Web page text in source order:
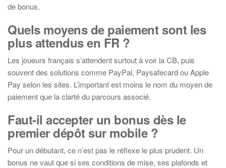
de bonus.
Quels moyens de paiement sont les
plus attendus en FR ?
Les joueurs français s’attendent surtout à voir la CB, puis
souvent des solutions comme PayPal, Paysafecard ou Apple
Pay selon les sites. L’important est moins le nom du moyen de
paiement que la clarté du parcours associé.
Faut-il accepter un bonus dès le
premier dépôt sur mobile ?
Pour un débutant, ce n’est pas le réflexe le plus prudent. Un
bonus ne vaut que si ses conditions de mise, ses plafonds et